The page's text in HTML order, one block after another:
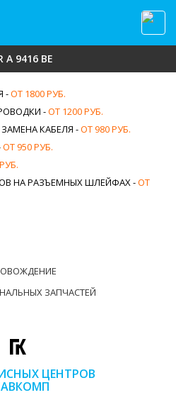
ЦЕНТРОВ
9416 BE
-ОТ 1800 РУБ.
-ОТ 1200 РУБ.
ЗАМЕНА КАБЕЛЯ -ОТ 980 РУБ.
ОТ 950 РУБ.
НА РАЗЪЕМНЫХ ШЛЕЙФАХ -ОТ
ЗАПЧАСТЕЙ